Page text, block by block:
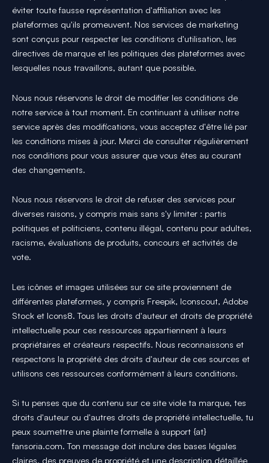
éviter toute fausse représentation d'affiliation avec les
plateformes qu'ils promeuvent. Nos services de marketing
sont conçus pour respecter les conditions d'utilisation, les
directives de marque et les politiques des plateformes avec
lesquelles nous travaillons, autant que possible.
Nous nous réservons le droit de modifier les conditions de
notre service à tout moment. En continuant à utiliser notre
service après des modifications, vous acceptez d'être lié par
les conditions mises à jour. Merci de consulter régulièrement
nos conditions pour vous assurer que vous êtes au courant
des changements.
Nous nous réservons le droit de refuser des services pour
diverses raisons, y compris mais sans s'y limiter : partis
politiques et politiciens, contenu illégal, contenu pour adultes,
racisme, évaluations de produits, concours et activités de
vote.
Les icônes et images utilisées sur ce site proviennent de
différentes plateformes, y compris Freepik, Iconscout, Adobe
Stock et Icons8. Tous les droits d'auteur et droits de propriété
intellectuelle pour ces ressources appartiennent à leurs
propriétaires et créateurs respectifs. Nous reconnaissons et
respectons la propriété des droits d'auteur de ces sources et
utilisons ces ressources conformément à leurs conditions.
Si tu penses que du contenu sur ce site viole ta marque, tes
droits d'auteur ou d'autres droits de propriété intellectuelle, tu
peux soumettre une plainte formelle à support {at}
fansoria.com. Ton message doit inclure des bases légales
claires, des preuves de propriété et une description détaillée